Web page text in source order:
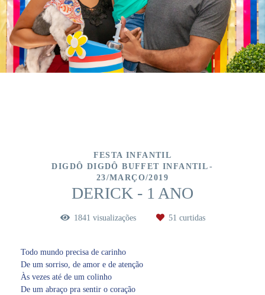
FESTA INFANTIL
DIGDÔ DIGDÔ BUFFET INFANTIL
23/MARÇO/2019
DERICK - 1 ANO
1841 visualizações 51 curtidas
Todo mundo precisa de carinho
De um sorriso, de amor e de atenção
Às vezes até de um colinho
De um abraço pra sentir o coração